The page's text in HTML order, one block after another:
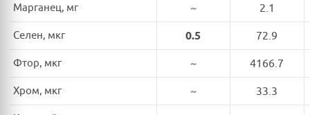
Марганец, мг ~ 2.1
Селен, мкг 0.5 72.9
Фтор, мкг ~ 4166.7
Хром, мкг ~ 33.3